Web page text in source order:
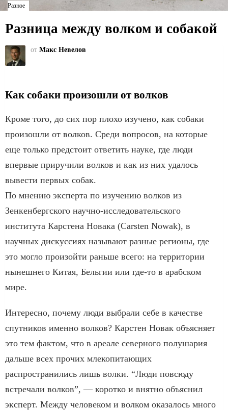
Разное
Разница между волком и собакой
от Макс Невелов
Как собаки произошли от волков
Кроме того, до сих пор плохо изучено, как собаки
произошли от волков. Среди вопросов, на которые
еще только предстоит ответить науке, где люди
впервые приручили волков и как из них удалось
вывести первых собак.
По мнению эксперта по изучению волков из
Зенкенбергского научно-исследовательского
института Карстена Новака (Carsten Nowak), в
научных дискуссиях называют разные регионы, где
это могло произойти раньше всего: на территории
нынешнего Китая, Бельгии или где-то в арабском
мире.
Интересно, почему люди выбрали себе в качестве
спутников именно волков? Карстен Новак объясняет
это тем фактом, что в ареале северного полушария
дальше всех прочих млекопитающих
распространились лишь волки. “Люди повсюду
встречали волков”, — коротко и внятно объяснил
эксперт. Между человеком и волком оказалось много